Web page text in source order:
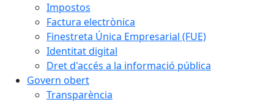
Impostos
Factura electrònica
Finestreta Única Empresarial (FUE)
Identitat digital
Dret d'accés a la informació pública
Govern obert
Transparència